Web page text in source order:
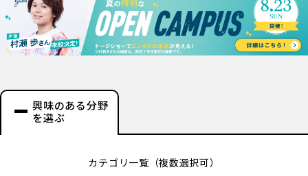
興味のある分野
を選ぶ
カテゴリ一覧（複数選択可）